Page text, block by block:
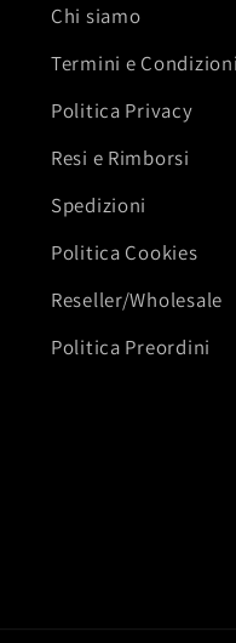
Chi siamo
Termini e Condizioni
Politica Privacy
Resi e Rimborsi
Spedizioni
Politica Cookies
Reseller/Wholesale
Politica Preordini